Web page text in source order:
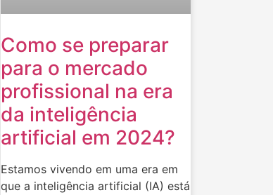
Como se preparar
para o mercado
profissional na era
da inteligência
artificial em 2024?
Estamos vivendo em uma era em
que a inteligência artificial (IA) está